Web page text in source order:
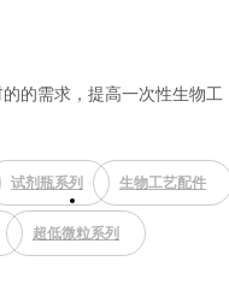
的需求，提高一次性生物工
试剂瓶系列 生物工艺配件
超低微粒系列